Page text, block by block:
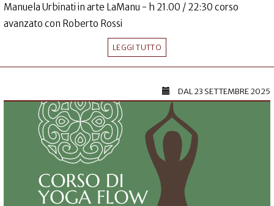
Manuela Urbinati in arte LaManu - h 21.00 / 22:30 corso
avanzato con Roberto Rossi
LEGGI TUTTO
DAL23 SETTEMBRE 2025